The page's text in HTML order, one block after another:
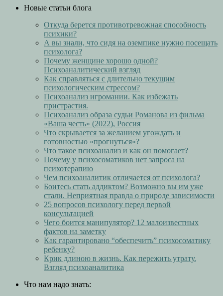
Новые статьи блога
Откуда берется противотревожная способность
психики?
А вы знали, что сидя на оземпике нужно посещать
психолога?
Почему женщине хорошо одной?
Психоаналитический взгляд
Как справляться с длительно текущим
психологическим стрессом?
Психоанализ игромании. Как избежать
пристрастия.
Психоанализ образа судьи Романова из фильма
«Ваша честь» (2022), Россия
Что скрывается за желанием угождать и
готовностью «прогнуться»?
Что такое психоанализ и как он помогает?
Почему у психосоматиков нет запроса на
психотерапию
Чем психоаналитик отличается от психолога?
Боитесь стать аддиктом? Возможно вы им уже
стали. Неприятная правда о природе зависимости
25 вопросов психологу перед первой
консультацией
Чего боится манипулятор? 12 малоизвестных
фактов на заметку
Как гарантировано “обеспечить” психосоматику
ребенку?
Крик длиною в жизнь. Как пережить утрату.
Взгляд психоаналитика
Что нам надо знать: